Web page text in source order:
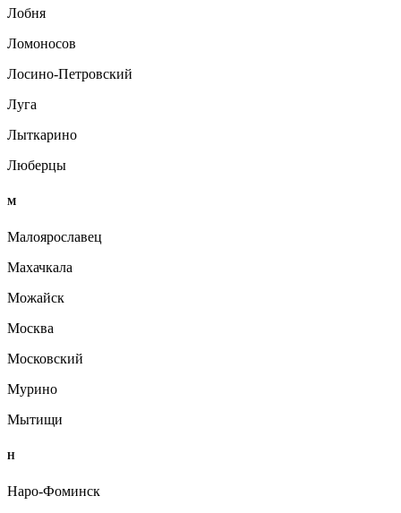
Лобня
Ломоносов
Лосино-Петровский
Луга
Лыткарино
Люберцы
М
Малоярославец
Махачкала
Можайск
Москва
Московский
Мурино
Мытищи
Н
Наро-Фоминск